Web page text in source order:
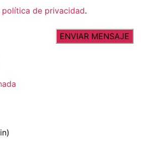
política de privacidad.